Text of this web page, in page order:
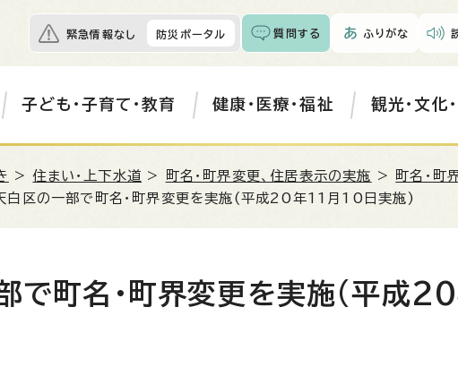
緊急情報なし 防災ポータル 質問する ふりがな
子ども・子育て・教育 健康・医療・福祉 観光・文化
>住まい・上下水道 > 町名・町界変更、住居表示の実施 > 町名・町
白区の一部で町名・町界変更を実施(平成20年11月10日実施)
で町名・町界変更を実施(平成